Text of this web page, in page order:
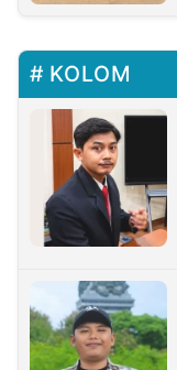
KOLOM